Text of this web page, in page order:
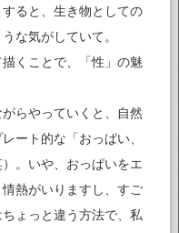
すると、生き物としての
な気がしていて。
くことで、「性」の魅
らやっていくと、自然
ート的な「おっぱい、
。いや、おっぱいをエ
熱がいりますし、すご
ょっと違う方法で、私